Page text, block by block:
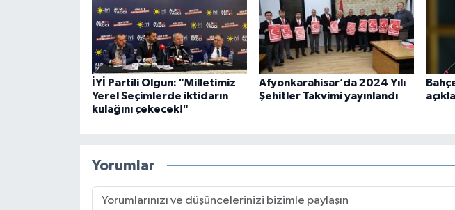
İYİ Partili Olgun: "Milletimiz
Yerel Seçimlerde iktidarın
kulağını çekecek!"
Afyonkarahisar’da 2024 Yılı
Şehitler Takvimi yayınlandı
Yorumlar